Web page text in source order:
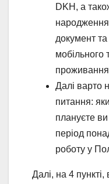
DKH, а
документ
мобільного
Далі варто
питання:
плануєте
період
роботу у
Далі, на 4